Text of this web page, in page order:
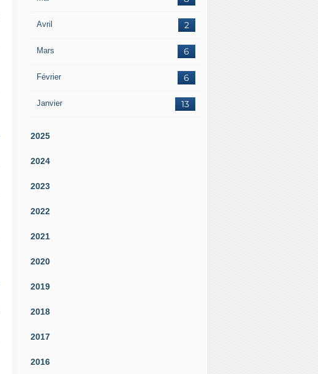
Avril 2
Mars 6
Février 6
Janvier 13
2025
2024
2023
2022
2021
2020
2019
2018
2017
2016